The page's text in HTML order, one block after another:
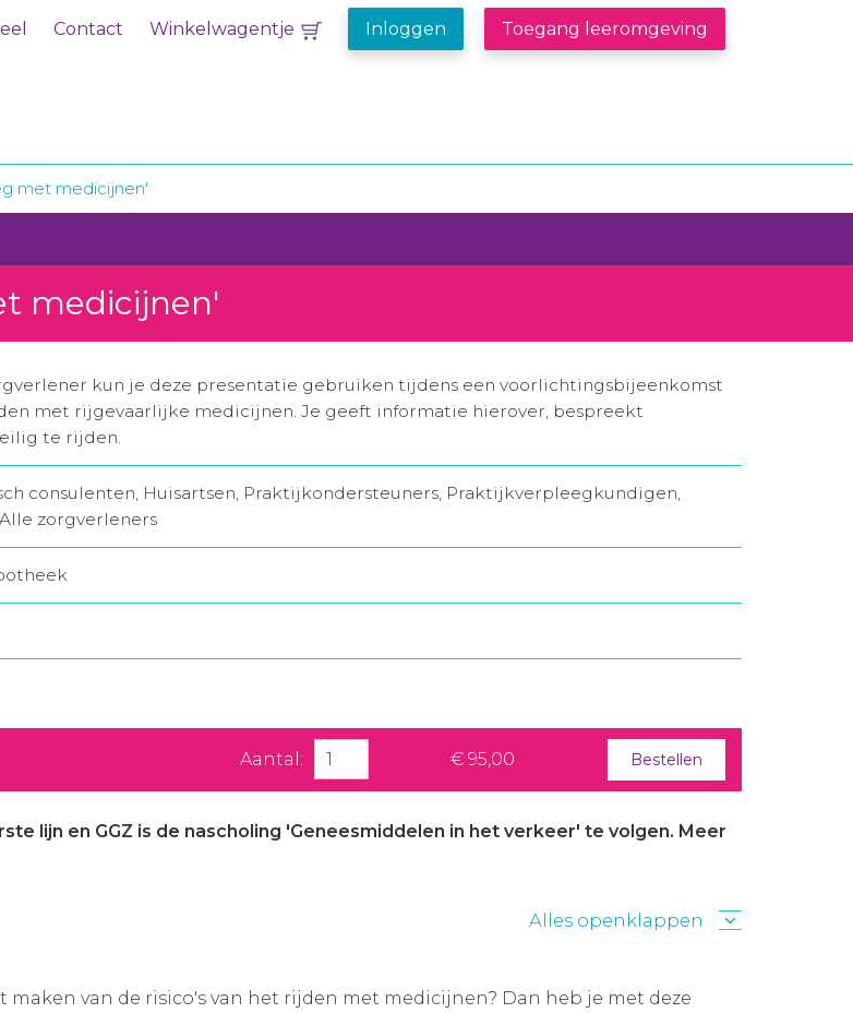
Contact Winkelwagentje Inloggen Toegang leeromgeving
met medicijnen'
medicijnen'
kun je deze presentatie gebruiken tijdens een voorlichtingsbijeenkomst
met rijgevaarlijke medicijnen. Je geeft informatie hierover, bespreekt
te rijden.
consulenten, Huisartsen, Praktijkondersteuners, Praktijkverpleegkundigen,
zorgverleners
Aantal: € 95,00 Bestellen
lijn en GGZ is de nascholing 'Geneesmiddelen in het verkeer' te volgen. Meer
Alles openklappen
van de risico's van het rijden met medicijnen? Dan heb je met deze